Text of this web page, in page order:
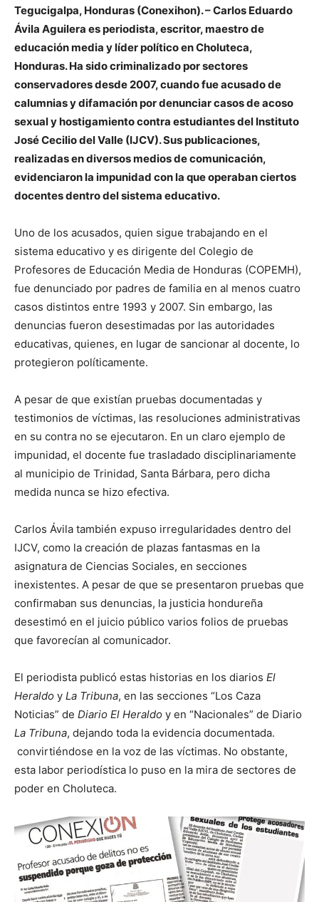
Tegucigalpa, Honduras (Conexihon). – Carlos Eduardo
Ávila Aguilera es periodista, escritor, maestro de
educación media y líder político en Choluteca,
Honduras. Ha sido criminalizado por sectores
conservadores desde 2007, cuando fue acusado de
calumnias y difamación por denunciar casos de acoso
sexual y hostigamiento contra estudiantes del Instituto
José Cecilio del Valle (IJCV). Sus publicaciones,
realizadas en diversos medios de comunicación,
evidenciaron la impunidad con la que operaban ciertos
docentes dentro del sistema educativo.
Uno de los acusados, quien sigue trabajando en el
sistema educativo y es dirigente del Colegio de
Profesores de Educación Media de Honduras (COPEMH),
fue denunciado por padres de familia en al menos cuatro
casos distintos entre 1993 y 2007. Sin embargo, las
denuncias fueron desestimadas por las autoridades
educativas, quienes, en lugar de sancionar al docente, lo
protegieron políticamente.
A pesar de que existían pruebas documentadas y
testimonios de víctimas, las resoluciones administrativas
en su contra no se ejecutaron. En un claro ejemplo de
impunidad, el docente fue trasladado disciplinariamente
al municipio de Trinidad, Santa Bárbara, pero dicha
medida nunca se hizo efectiva.
Carlos Ávila también expuso irregularidades dentro del
IJCV, como la creación de plazas fantasmas en la
asignatura de Ciencias Sociales, en secciones
inexistentes. A pesar de que se presentaron pruebas que
confirmaban sus denuncias, la justicia hondureña
desestimó en el juicio público varios folios de pruebas
que favorecían al comunicador.
El periodista publicó estas historias en los diarios El
Heraldo y La Tribuna, en las secciones “Los Caza
Noticias” de Diario El Heraldo y en “Nacionales” de Diario
La Tribuna, dejando toda la evidencia documentada.
convirtiéndose en la voz de las víctimas. No obstante,
esta labor periodística lo puso en la mira de sectores de
poder en Choluteca.